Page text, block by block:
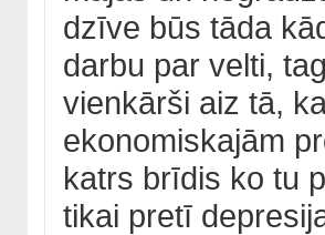
dzīve būs tāda
darbu par velti,
vienkārši aiz tā,
ekonomiskajām
katrs brīdis ko tu
tikai pretī